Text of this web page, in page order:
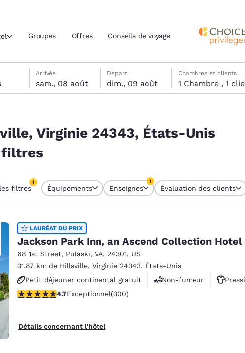
lieu actuels
States
Latina Latin America Canada
Germany
English Español
Groupes Offres Conseils de voyage
samedi 8 août
Arrivée
sam., 08 août
dimanche 9 août
Départ
dim., 09 août
dimanche 9 août date de départ sélectionnée
samedi 8 août date d’arrivée sélectionnée
Chambres et clients
1 Chambre ,
Virginie 24343, États-Unis
filtres
filtres
1
1 filtre sélectionné
Équipements Enseignes
1
Évaluation des clients
LAURÉAT DU PRIX
Jackson Park Inn, an Ascend Collection Hotel
68 1st Street, Pulaski, VA, 24301, US
31.87 km de Hillsville, Virginie 24343, États-Unis
Petit déjeuner continental gratuit
Non-fumeur
4.68 étoiles. Exceptionnel. 300 commentaires
4.7Exceptionnel(300)
Détails concernant l'hôtel